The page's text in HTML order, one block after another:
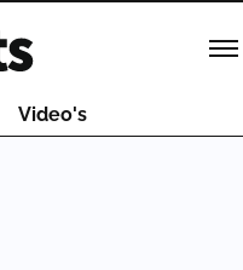
Video's